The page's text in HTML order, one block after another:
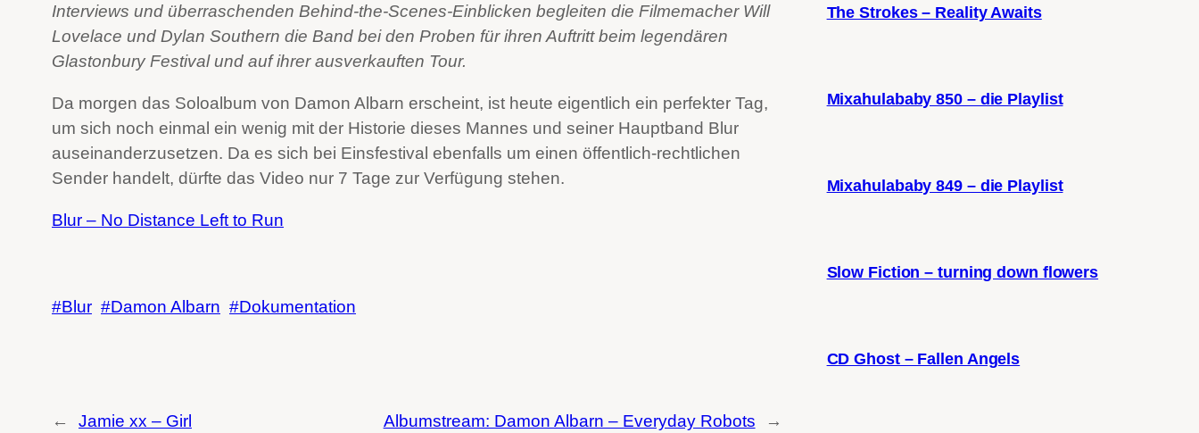
Interviews und überraschenden Behind-the-Scenes-Einblicken begleiten die Filmemacher Will
Lovelace und Dylan Southern die Band bei den Proben für ihren Auftritt beim legendären
Glastonbury Festival und auf ihrer ausverkauften Tour.
Da morgen das Soloalbum von Damon Albarn erscheint, ist heute eigentlich ein perfekter Tag,
um sich noch einmal ein wenig mit der Historie dieses Mannes und seiner Hauptband Blur
auseinanderzusetzen. Da es sich bei Einsfestival ebenfalls um einen öffentlich-rechtlichen
Sender handelt, dürfte das Video nur 7 Tage zur Verfügung stehen.
Blur – No Distance Left to Run
Blur Damon Albarn Dokumentation
← Jamie xx – Girl Albumstream: Damon Albarn – Everyday Robots →
The Strokes – Reality Awaits
Mixahulababy 850 – die Playlist
Mixahulababy 849 – die Playlist
Slow Fiction – turning down flowers
CD Ghost – Fallen Angels